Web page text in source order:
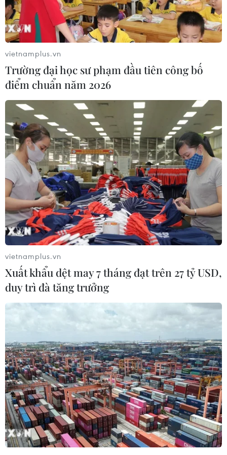
dài "Hạ Long huyền ảo." Hai hoa hậu Việt Nam
là Ngọc Hân và Thùy Dungđã trình diễn áo dài
và trực tiếp kêu gọi bầu chọn cho Hạ Long
trongcầu truyền hình đặc biệt ý nghĩa này./.
Thanh Giang (TTXVN/Vietnam+)
#Cầu truyền hình
#Vịnh Hạ Long
#Vận động bầu chọn
#Kỳ quan thiên nhiên mới
Theo dõi VietnamPlus
TIN CÙNG CHUYÊN MỤC
Sân khấu nghệ thuật thực cảnh
vietnamplus.vn
Trường đại học sư phạm đầu tiên công bố
điểm chuẩn năm 2026
vietnamplus.vn
Xuất khẩu dệt may 7 tháng đạt trên 27 tỷ USD,
duy trì đà tăng trưởng